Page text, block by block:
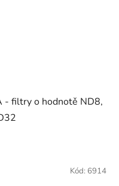
- filtry o hodnotě ND8,
Kód: 6914